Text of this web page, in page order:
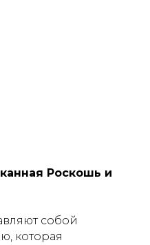
Роскошь и
собой
которая